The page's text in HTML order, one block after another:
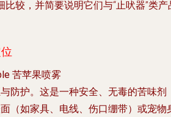
较，并简要说明它们与“止吠器”类产
苦苹果喷雾
防护。这是一种安全、无毒的苦味剂
（如家具、电线、伤口绷带）或宠物